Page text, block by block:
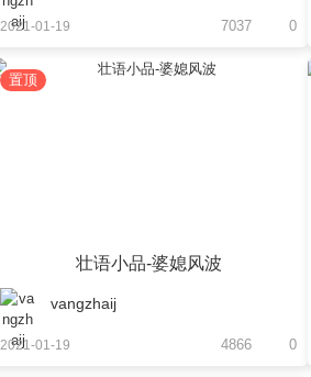
2021-01-19 7037 0
置顶
壮语小品-婆媳风波
vangzhaij
2021-01-19 4866 0